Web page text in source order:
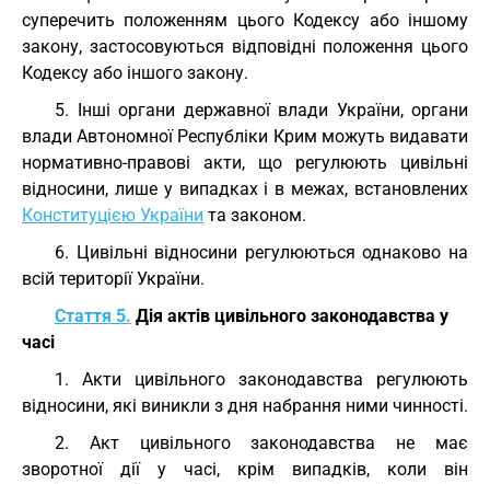
суперечить положенням цього Кодексу або іншому
закону, застосовуються відповідні положення цього
Кодексу або іншого закону.
5. Інші органи державної влади України, органи
влади Автономної Республіки Крим можуть видавати
нормативно-правові акти, що регулюють цивільні
відносини, лише у випадках і в межах, встановлених
Конституцією України та законом.
6. Цивільні відносини регулюються однаково на
всій території України.
Стаття 5. Дія актів цивільного законодавства у
часі
1. Акти цивільного законодавства регулюють
відносини, які виникли з дня набрання ними чинності.
2. Акт цивільного законодавства не має
зворотної дії у часі, крім випадків, коли він